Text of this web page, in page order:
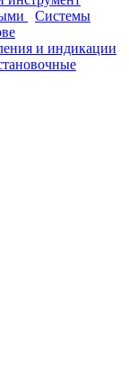
Системы
и индикации